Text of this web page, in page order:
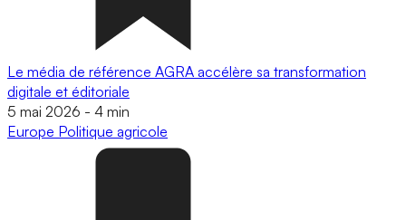
Le média de référence AGRA accélère sa transformation
digitale et éditoriale
5 mai 2026 - 4 min
Europe Politique agricole